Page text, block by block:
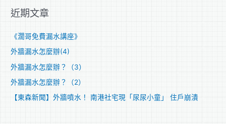
鍵
近期文章
《濶哥免費漏水講座》
外牆漏水怎麼辦(4)
外牆漏水怎麼辦？（3）
外牆漏水怎麼辦？（2）
【東森新聞】外牆噴水！ 南港社宅現「尿尿小童」 住戶崩潰